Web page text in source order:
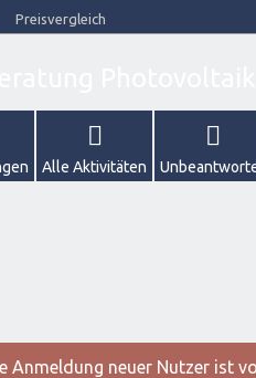
Preisvergleich
Alle Aktivitäten
Anmeldung neuer Nutzer ist